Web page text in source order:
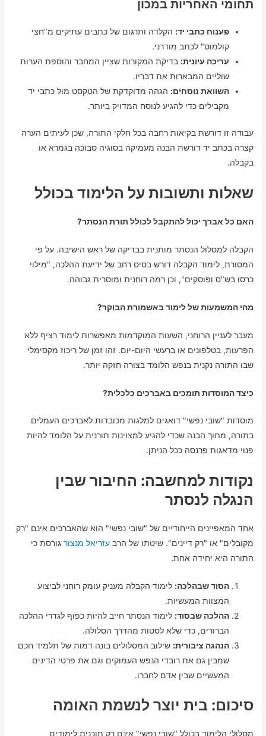
תחומי האחריות במכון
פענוח כתבי יד: הקלדה ותרגום של כתבים עתיקים מ"חצי
קולמוס" לכתב מודרני.
עריכה עיונית: בדיקת המקורות שציין המחבר והוספת הערות
שוליים המבארות את דבריו.
השוואת נוסחים: הגהה מדוקדקת של הטקסט מול כתבי יד
מקבילים כדי להגיע לנוסח המדויק ביותר.
עבודה זו דורשת בקיאות רחבה בכל חלקי התורה, שכן לעיתים הערה
קצרה בכתב יד דורשת הבנה מעמיקה בסוגיה סבוכה בגמרא או
בקבלה.
שאלות ותשובות על הלימוד בכולל
האם כל אברך יכול להתקבל לכולל תורת הנסתר?
הקבלה למסלול הנסתר מותנית בבדיקה של ראש הישיבה. על פי
המסורת, לימוד הקבלה דורש בסיס רחב של ידיעת ההלכה, "מילוי
כרסו בש"ס ופוסקים", וכן רמה רוחנית ומוסרית גבוהה.
מהי המשמעות של לימוד באשמורת הבוקר?
מעבר לעניין הרוחני, השעות המוקדמות מאפשרות לימוד רציף ללא
הפרעות, בטלפונים או ברעשי היום-יום. זהו זמן של ריכוז מקסימלי
שבו התורה נקנית בנפש הלומד בצורה חזקה יותר.
כיצד המוסדות תומכים באברכים כלכלית?
מוסדות "שובי נפשי" דואגים למלגות מכובדות לאברכים העמלים
בתורה, מתוך הבנה שכדי להגיע למצוינות תורנית על הלומד להיות
פנוי מדאגות פרנסה ככל הניתן.
נקודות למחשבה: החיבור שבין
הנגלה לנסתר
אחד המאפיינים הייחודיים של "שובי נפשי" הוא שהאברכים אינם "רק
מקובלים" או "רק דיינים". שיטתו של הרבעזריאל מנצור גורסת כי
התורה היא יחידה אחת.
הסוד שבהלכה: לימוד הקבלה מעניק עומק רוחני לביצוע
המצוות המעשיות.
ההלכה שבסוד: לימוד הנסתר חייב להיות כפוף לגדרי ההלכה
הברורים, כדי שלא לסטות מהדרך הסלולה.
הנהגה ציבורית: שילוב המסלולים בונה דמות של תלמיד חכם
שמבין גם את רובדי הנפש העמוקים וגם את פרטי הדינים
המעשיים שבין אדם לחברו.
סיכום: בית יוצר לנשמת האומה
מסלולי הלימוד בכולל "שובי נפשי" אינם רק תוכנית לימודים